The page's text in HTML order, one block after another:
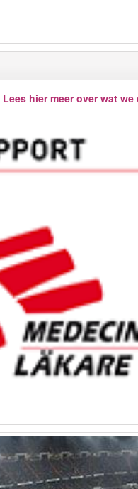
Lees hier meer over wat we